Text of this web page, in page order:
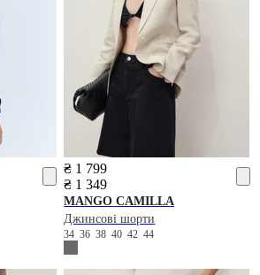
₴ 1 799
₴ 1 349
MANGO CAMILLA
Джинсові шорти
343638404244